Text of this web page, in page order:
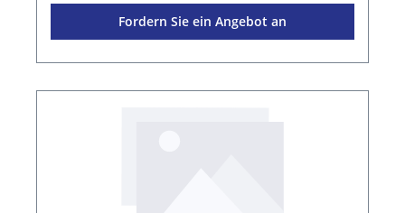
Fordern Sie ein Angebot an